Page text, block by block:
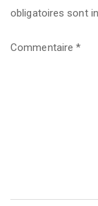
obligatoires sont
Commentaire*